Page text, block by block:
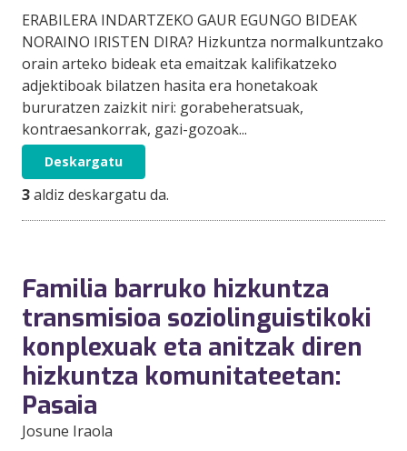
ERABILERA INDARTZEKO GAUR EGUNGO BIDEAK
NORAINO IRISTEN DIRA? Hizkuntza normalkuntzako
orain arteko bideak eta emaitzak kalifikatzeko
adjektiboak bilatzen hasita era honetakoak
bururatzen zaizkit niri: gorabeheratsuak,
kontraesankorrak, gazi-gozoak...
Deskargatu
3aldiz deskargatu da.
Familia barruko hizkuntza
transmisioa soziolinguistikoki
konplexuak eta anitzak diren
hizkuntza komunitateetan:
Pasaia
Josune Iraola